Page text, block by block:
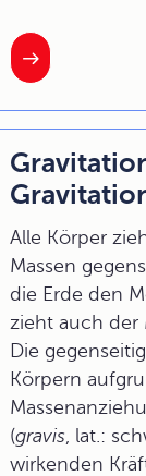
Alle Körper
Massen
die Erde den
zieht auch der
Die
Körpern
(gravis , lat.:
wirkenden